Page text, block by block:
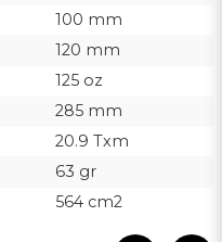
100 mm
120 mm
125 oz
285 mm
20.9 Txm
63 gr
564 cm2